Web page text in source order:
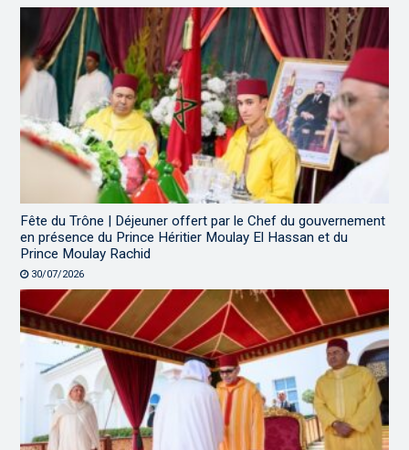
Fête du Trône | Déjeuner offert par le Chef du gouvernement
en présence du Prince Héritier Moulay El Hassan et du
Prince Moulay Rachid
30/07/2026